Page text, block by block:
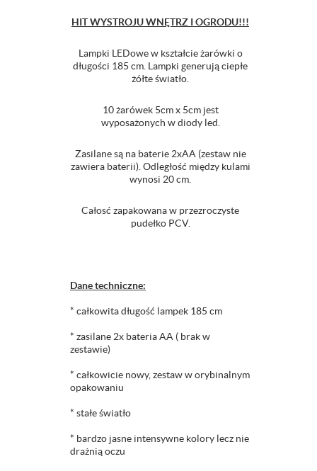
HIT WYSTROJU WNĘTRZ I OGRODU!!!
Lampki LEDowe w kształcie żarówki o
długości 185 cm. Lampki generują ciepłe
żółte światło.
10 żarówek 5cm x 5cm jest
wyposażonych w diody led.
Zasilane są na baterie 2xAA (zestaw nie
zawiera baterii). Odległość między kulami
wynosi 20 cm.
Całosć zapakowana w przezroczyste
pudełko PCV.
Dane techniczne:
* całkowita długość lampek 185 cm
* zasilane 2x bateria AA ( brak w
zestawie)
* całkowicie nowy, zestaw w orybinalnym
opakowaniu
* stałe światło
* bardzo jasne intensywne kolory lecz nie
drażnią oczu